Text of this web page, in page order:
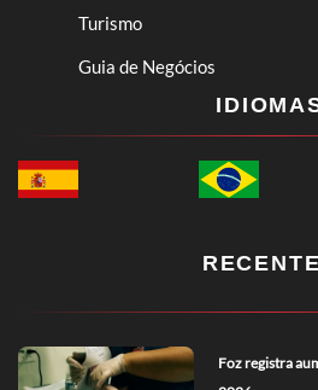
Turismo
Guia de Negócios
Foz registra